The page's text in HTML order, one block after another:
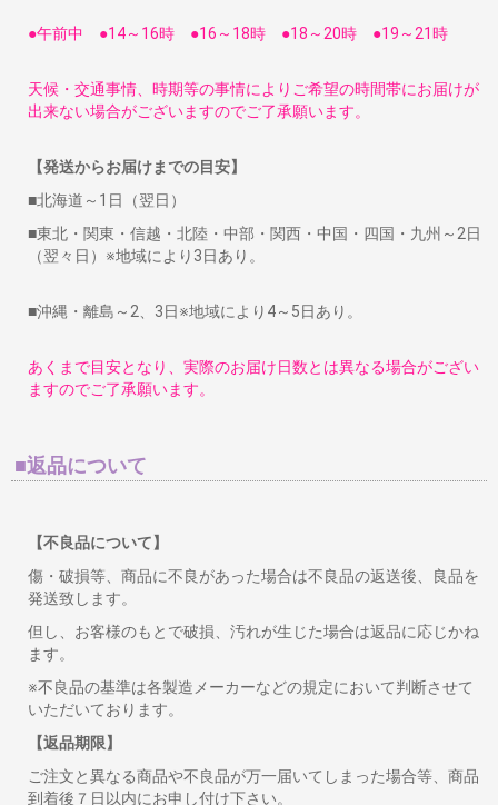
●午前中 ●14～16時 ●16～18時 ●18～20時 ●19～21時
天候・交通事情、時期等の事情によりご希望の時間帯にお届けが
出来ない場合がございますのでご了承願います。
【発送からお届けまでの目安】
■北海道～1日（翌日）
■東北・関東・信越・北陸・中部・関西・中国・四国・九州～2日
（翌々日）※地域により3日あり。
■沖縄・離島～2、3日※地域により4～5日あり。
あくまで目安となり、実際のお届け日数とは異なる場合がござい
ますのでご了承願います。
■返品について
【不良品について】
傷・破損等、商品に不良があった場合は不良品の返送後、良品を
発送致します。
但し、お客様のもとで破損、汚れが生じた場合は返品に応じかね
ます。
※不良品の基準は各製造メーカーなどの規定において判断させて
いただいております。
【返品期限】
ご注文と異なる商品や不良品が万一届いてしまった場合等、商品
到着後７日以内にお申し付け下さい。